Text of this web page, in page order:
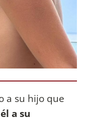
a su hijo que
a su